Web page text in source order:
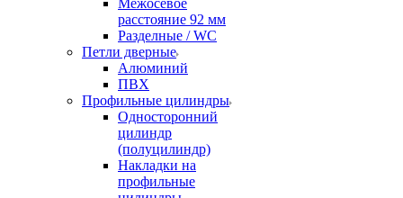
Межосевое
расстояние 92 мм
Разделные / WC
Петли дверные
Алюминий
ПВХ
Профильные цилиндры
Односторонний
цилиндр
(полуцилиндр)
Накладки на
профильные